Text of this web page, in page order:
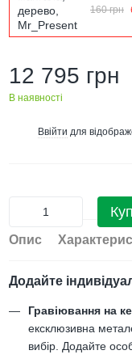
160 грн
12 795 грн
В наявності
Ввійти для
Опис
Додайте
Гравіювання на
ексклюзивна
вибір. Додайте